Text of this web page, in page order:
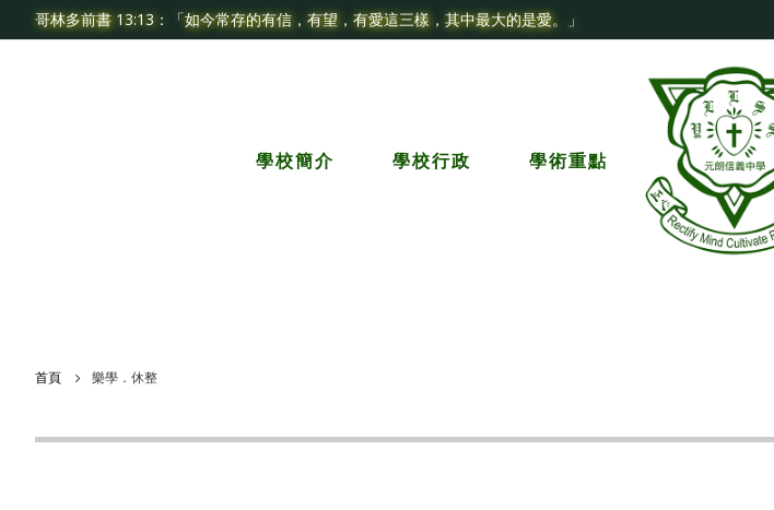
哥林多前書 13:13：「如今常存的有信，有望，有愛這三樣，其中最大的是愛。」
學校簡介 學校行政 學術重點
首頁 樂學．休整